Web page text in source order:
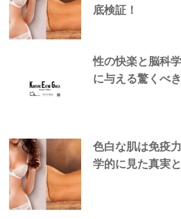
底検証！
性の快楽と脳科
に与える驚くべ
色白な肌は免疫
学的に見た真実